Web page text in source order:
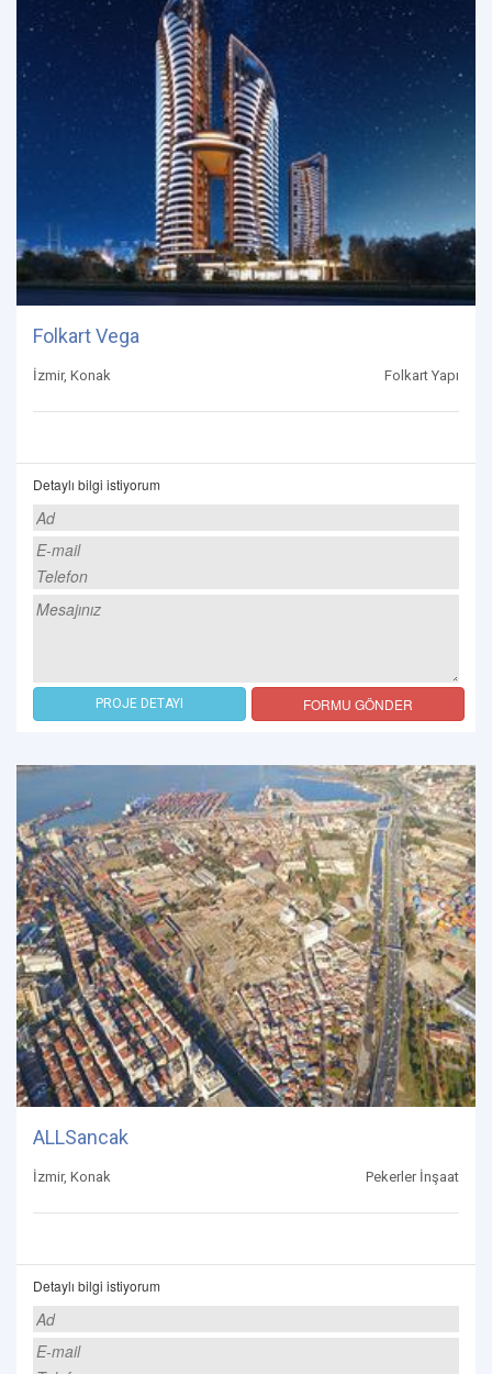
Folkart Vega
İzmir, Konak Folkart Yapı
Detaylı bilgi istiyorum
PROJE DETAYI FORMU GÖNDER
ALLSancak
İzmir, Konak Pekerler İnşaat
Detaylı bilgi istiyorum